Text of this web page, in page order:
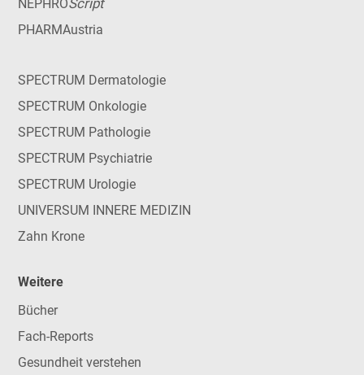
NEPHROScript
PHARMAustria
SPECTRUM Dermatologie
SPECTRUM Onkologie
SPECTRUM Pathologie
SPECTRUM Psychiatrie
SPECTRUM Urologie
UNIVERSUM INNERE MEDIZIN
Zahn Krone
Weitere
Bücher
Fach-Reports
Gesundheit verstehen